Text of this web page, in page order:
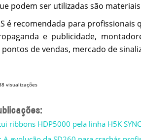
podem ser utilizadas são
é recomendada para
e publicidade,
de vendas, mercado de
visualizações
ribbons HDP5000 pela linha H5K SYNC